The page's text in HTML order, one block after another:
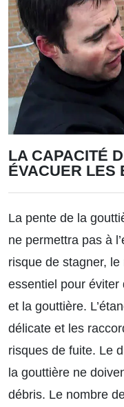
LA CAPACITÉ
ÉVACUER LES
La pente de la
ne permettra pas à
risque de stagner,
essentiel pour éviter
et la gouttière.
délicate et les
risques de fuite. Le
la gouttière ne
débris. Le nombre